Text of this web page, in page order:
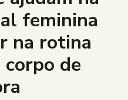
feminina
na rotina
de